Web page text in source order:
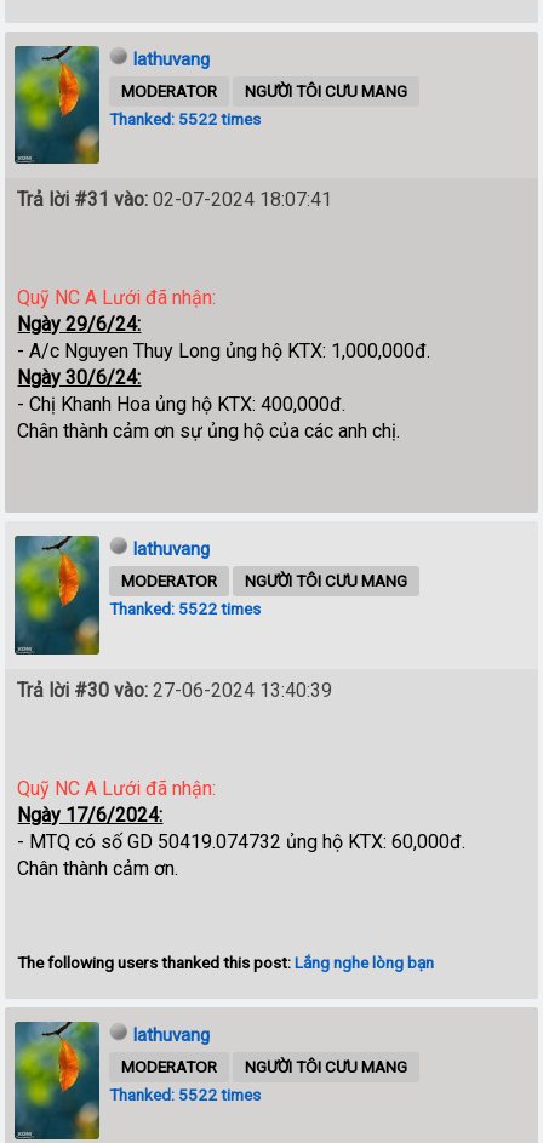
lathuvang
MODERATOR
NGƯỜI TÔI CƯU MANG
Thanked: 5522 times
Trả lời #31 vào: 02-07-2024 18:07:41
Quỹ NC A Lưới đã nhận:
Ngày 29/6/24:
- A/c Nguyen Thuy Long ủng hộ KTX: 1,000,000đ.
Ngày 30/6/24:
- Chị Khanh Hoa ủng hộ KTX: 400,000đ.
Chân thành cảm ơn sự ủng hộ của các anh chị.
lathuvang
MODERATOR
NGƯỜI TÔI CƯU MANG
Thanked: 5522 times
Trả lời #30 vào: 27-06-2024 13:40:39
Quỹ NC A Lưới đã nhận:
Ngày 17/6/2024:
- MTQ có số GD 50419.074732 ủng hộ KTX: 60,000đ.
Chân thành cảm ơn.
The following users thanked this post:Lắng nghe lòng bạn
lathuvang
MODERATOR
NGƯỜI TÔI CƯU MANG
Thanked: 5522 times